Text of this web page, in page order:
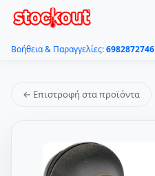
Βοήθεια & Παραγγελίες:6982872746
← Επιστροφή στα προϊόντα